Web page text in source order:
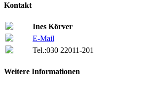
Kontakt
Ines Körver
E-Mail
Tel.:030 22011-201
Weitere Informationen